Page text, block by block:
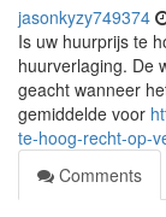
jasonkyzy749374
Is uw huurprijs te
huurverlaging. De
geacht wanneer
gemiddelde voor
te-hoog-recht-op-
Comments